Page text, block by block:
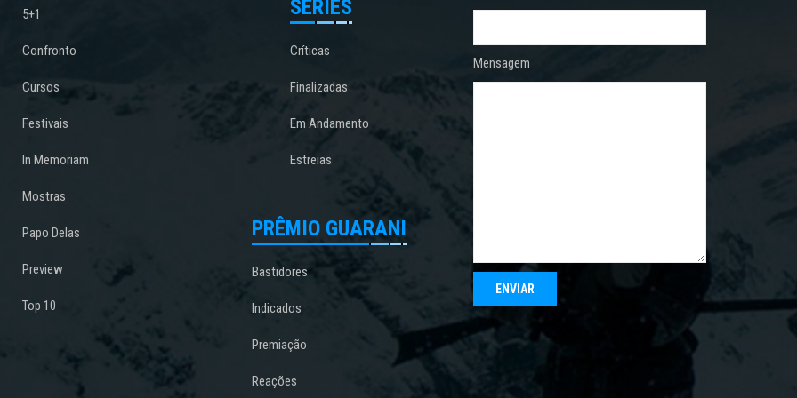
5+1
Confronto
Cursos
Festivais
In Memoriam
Mostras
Papo Delas
Preview
Top 10
SÉRIES
Críticas
Finalizadas
Em Andamento
Estreias
PRÊMIO GUARANI
Bastidores
Indicados
Premiação
Reações
Mensagem